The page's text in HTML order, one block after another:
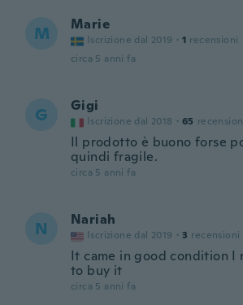
M Marie
Iscrizione dal 2019 · 1 recensioni
circa 5 anni fa
G Gigi
Iscrizione dal 2018 · 65
Il prodotto è buono forse
quindi fragile.
circa 5 anni fa
N Nariah
Iscrizione dal 2019 · 3 recensioni
It came in good condition I
to buy it
circa 5 anni fa